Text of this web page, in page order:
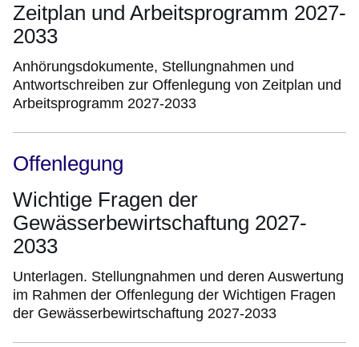
Zeitplan und Arbeitsprogramm 2027-
2033
Anhörungsdokumente, Stellungnahmen und
Antwortschreiben zur Offenlegung von Zeitplan und
Arbeitsprogramm 2027-2033
Offenlegung
Wichtige Fragen der
Gewässerbewirtschaftung 2027-
2033
Unterlagen. Stellungnahmen und deren Auswertung
im Rahmen der Offenlegung der Wichtigen Fragen
der Gewässerbewirtschaftung 2027-2033